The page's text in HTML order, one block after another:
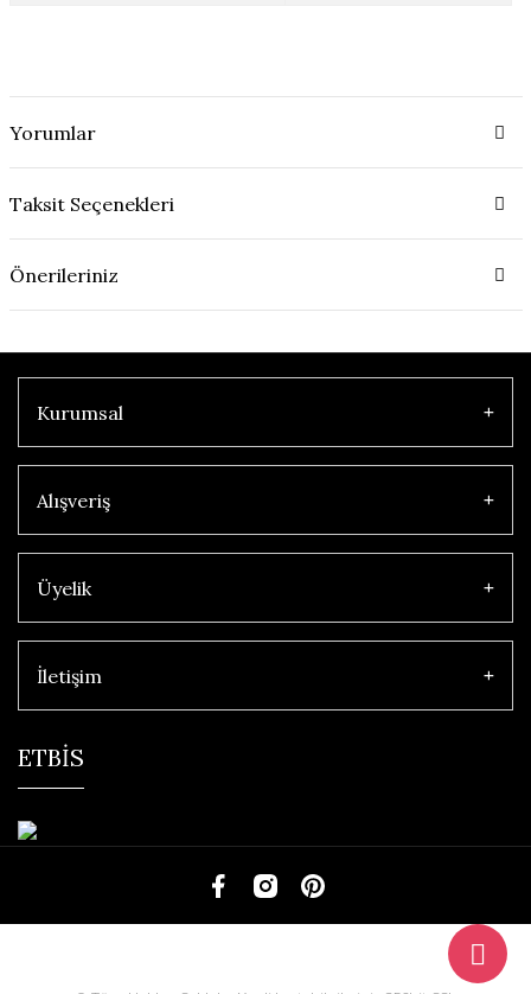
Yorumlar
Taksit Seçenekleri
Önerileriniz
Kurumsal
Alışveriş
Üyelik
İletişim
ETBİS